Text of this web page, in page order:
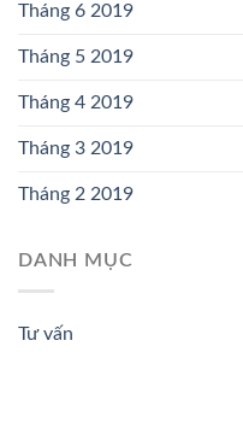
Tháng 6 2019
Tháng 5 2019
Tháng 4 2019
Tháng 3 2019
Tháng 2 2019
DANH MỤC
Tư vấn